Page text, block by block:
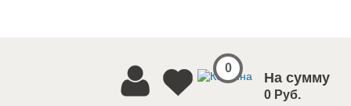
0
На сумму
0 Руб.